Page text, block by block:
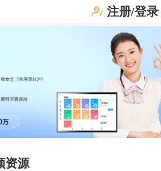
注册/登录
资源